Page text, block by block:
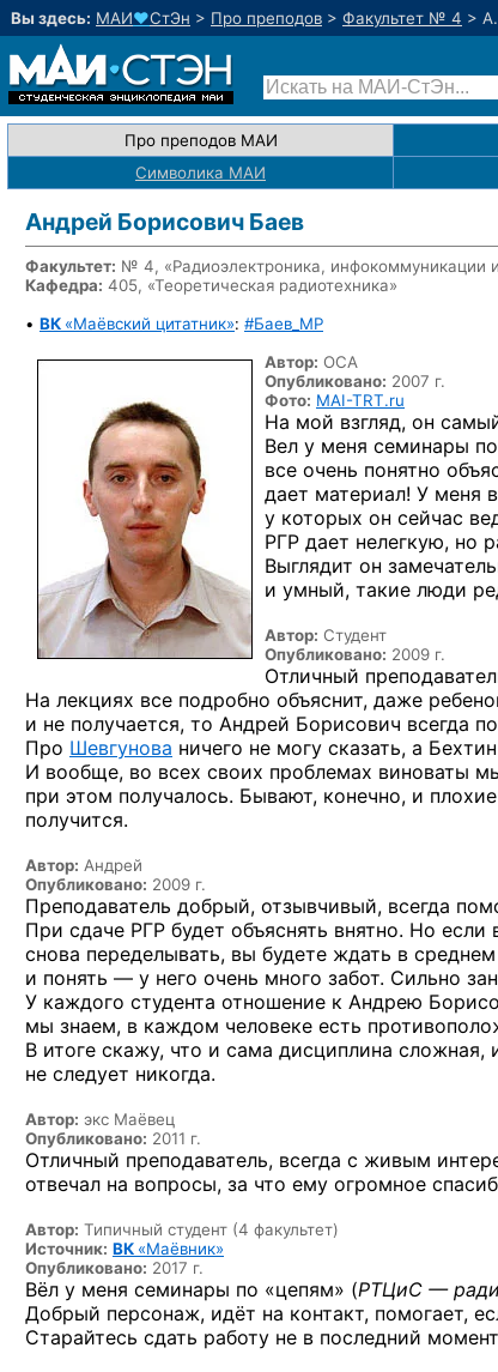
Вы здесь: МАИ♥СтЭн > Про преподов > Факультет № 4 >
Про преподов МАИ
Символика МАИ
Андрей Борисович Баев
Факультет: № 4, «Радиоэлектроника, инфокоммуникации
Кафедра: 405, «Теоретическая радиотехника»
• ВК «Маёвский цитатник»: #Баев_MP
Автор: ОСА
Опубликовано: 2007 г.
Фото: MAI-TRT.ru
На мой взгляд, он
Вел у меня семинары
все очень понятно
дает материал! У меня
у которых он сейчас
РГР дает нелегкую, но
Выглядит он
и умный, такие люди
Автор: Студент
Опубликовано: 2009 г.
Отличный
На лекциях все подробно объяснит, даже
и не получается, то Андрей Борисович всегда
Про Шевгунова ничего не могу сказать, а
И вообще, во всех своих проблемах виноваты
при этом получалось. Бывают, конечно, и
получится.
Автор: Андрей
Опубликовано: 2009 г.
Преподаватель добрый, отзывчивый, всегда
При сдаче РГР будет объяснять внятно. Но
снова переделывать, вы будете ждать в
и понять — у него очень много забот. Сильно
У каждого студента отношение к Андрею
мы знаем, в каждом человеке есть
В итоге скажу, что и сама дисциплина сложная,
не следует никогда.
Автор: экс Маёвец
Опубликовано: 2011 г.
Отличный преподаватель, всегда с живым
отвечал на вопросы, за что ему огромное
Автор: Типичный студент (4 факультет)
Источник: ВК «Маёвник»
Опубликовано: 2017 г.
Вёл у меня семинары по «цепям» (РТЦиС —
Добрый персонаж, идёт на контакт, помогает,
Старайтесь сдать работу не в последний